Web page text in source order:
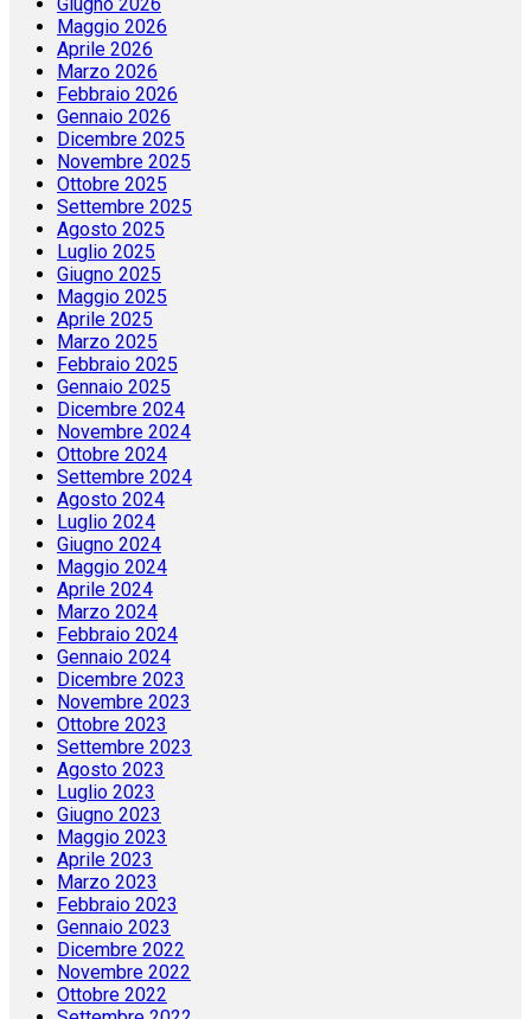
Maggio 2026
Aprile 2026
Marzo 2026
Febbraio 2026
Gennaio 2026
Dicembre 2025
Novembre 2025
Ottobre 2025
Settembre 2025
Agosto 2025
Luglio 2025
Giugno 2025
Maggio 2025
Aprile 2025
Marzo 2025
Febbraio 2025
Gennaio 2025
Dicembre 2024
Novembre 2024
Ottobre 2024
Settembre 2024
Agosto 2024
Luglio 2024
Giugno 2024
Maggio 2024
Aprile 2024
Marzo 2024
Febbraio 2024
Gennaio 2024
Dicembre 2023
Novembre 2023
Ottobre 2023
Settembre 2023
Agosto 2023
Luglio 2023
Giugno 2023
Maggio 2023
Aprile 2023
Marzo 2023
Febbraio 2023
Gennaio 2023
Dicembre 2022
Novembre 2022
Ottobre 2022